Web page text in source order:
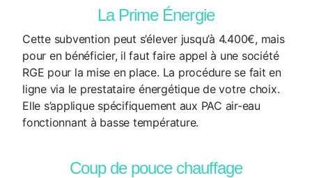
La Prime Énergie
Cette subvention peut s’élever jusqu’à 4.400€, mais
pour en bénéficier, il faut faire appel à une société
RGE pour la mise en place. La procédure se fait en
ligne via le prestataire énergétique de votre choix.
Elle s’applique spécifiquement aux PAC air-eau
fonctionnant à basse température.
Coup de pouce chauffage